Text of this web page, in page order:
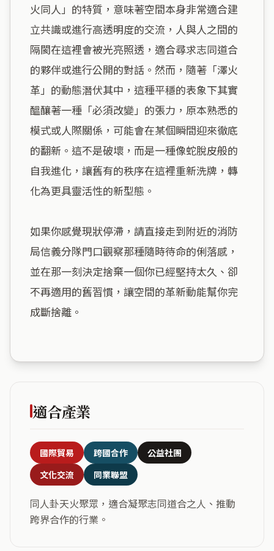
火同人」的特質，意味著空間本身非常適合建
立共識或進行高透明度的交流，人與人之間的
隔閡在這裡會被光亮照透，適合尋求志同道合
的夥伴或進行公開的對話。然而，隨著「澤火
革」的動態潛伏其中，這種平穩的表象下其實
醞釀著一種「必須改變」的張力，原本熟悉的
模式或人際關係，可能會在某個瞬間迎來徹底
的翻新。這不是破壞，而是一種像蛇脫皮般的
自我進化，讓舊有的秩序在這裡重新洗牌，轉
化為更具靈活性的新型態。
如果你感覺現狀停滯，請直接走到附近的消防
局信義分隊門口觀察那種隨時待命的俐落感，
並在那一刻決定捨棄一個你已經堅持太久、卻
不再適用的舊習慣，讓空間的革新動能幫你完
成斷捨離。
適合產業
國際貿易 跨國合作
公益社團
文化交流
同業聯盟
同人卦天火聚眾，適合凝聚志同道合之人、推動
跨界合作的行業。